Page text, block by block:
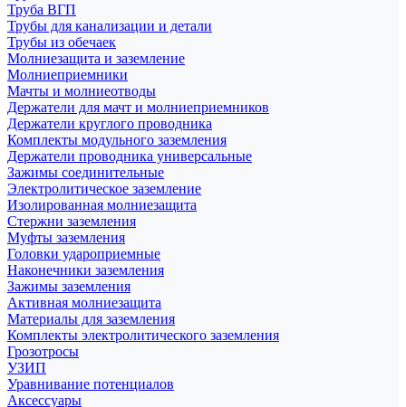
Труба ВГП
Трубы для канализации и детали
Трубы из обечаек
Молниезащита и заземление
Молниеприемники
Мачты и молниеотводы
Держатели для мачт и молниеприемников
Держатели круглого проводника
Комплекты модульного заземления
Держатели проводника универсальные
Зажимы соединительные
Электролитическое заземление
Изолированная молниезащита
Стержни заземления
Муфты заземления
Головки удароприемные
Наконечники заземления
Зажимы заземления
Активная молниезащита
Материалы для заземления
Комплекты электролитического заземления
Грозотросы
УЗИП
Уравнивание потенциалов
Аксессуары